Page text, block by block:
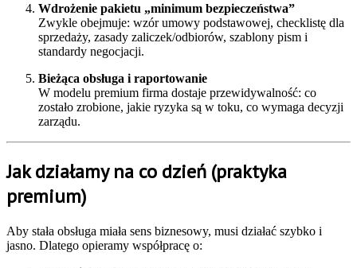
Wdrożenie pakietu „minimum bezpieczeństwa”
Zwykle obejmuje: wzór umowy podstawowej, checklistę dla
sprzedaży, zasady zaliczek/odbiorów, szablony pism i
standardy negocjacji.
Bieżąca obsługa i raportowanie
W modelu premium firma dostaje przewidywalność: co
zostało zrobione, jakie ryzyka są w toku, co wymaga decyzji
zarządu.
Jak działamy na co dzień (praktyka
premium)
Aby stała obsługa miała sens biznesowy, musi działać szybko i
jasno. Dlatego opieramy współpracę o: